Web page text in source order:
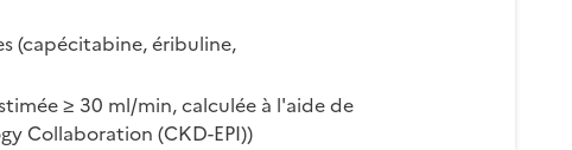
(capécitabine, éribuline,
≥ 30 ml/min, calculée à l'aide de
Collaboration (CKD-EPI))